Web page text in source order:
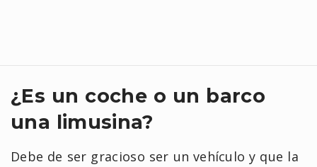
¿Es un coche o un barco
una limusina?
Debe de ser gracioso ser un vehículo y que la